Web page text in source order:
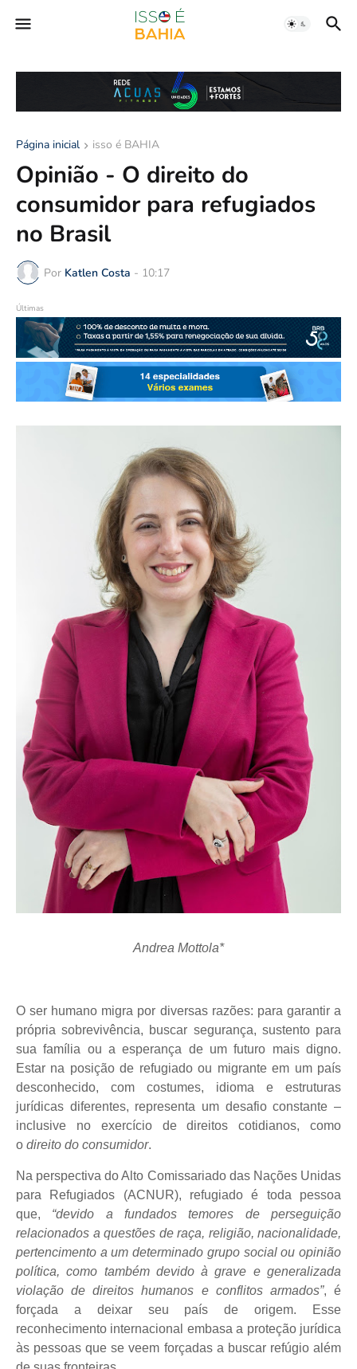
Página inicial isso é BAHIA
Opinião - O direito do
consumidor para refugiados
no Brasil
Por Katlen Costa - 10:17
Últimas
Andrea Mottola*
O ser humano migra por diversas razões: para garantir a
própria sobrevivência, buscar segurança, sustento para
sua família ou a esperança de um futuro mais digno.
Estar na posição de refugiado ou migrante em um país
desconhecido, com costumes, idioma e estruturas
jurídicas diferentes, representa um desafio constante –
inclusive no exercício de direitos cotidianos, como
o direito do consumidor.
Na perspectiva do Alto Comissariado das Nações Unidas
para Refugiados (ACNUR), refugiado é toda pessoa
que, “devido a fundados temores de perseguição
relacionados a questões de raça, religião, nacionalidade,
pertencimento a um determinado grupo social ou opinião
política, como também devido à grave e generalizada
violação de direitos humanos e conflitos armados”, é
forçada a deixar seu país de origem. Esse
reconhecimento internacional embasa a proteção jurídica
às pessoas que se veem forçadas a buscar refúgio além